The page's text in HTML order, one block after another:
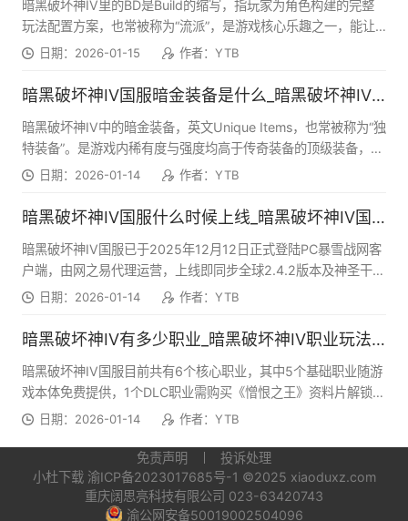
齐射，范围伤害出色，适合远程清场 据星(库鲁克)：屏障与荆棘
反击，适合高层挑战与BOSS战 ●化身系统：装备化身技能后，
灵巫展现守护者特质，获得完整力量与专属技能 猎豹化身：快速
雨，闪避联动自动瞄准投射物 巨猩化身：强力控制与防御，嘲讽
与化身技能，需通过基础技能或装备被动持续生成
暗黑破坏神IV里的BD是Build的缩写，指玩家为角色构建的完整
玩法配置方案，也常被称为“流派”，是游戏核心乐趣之一，能让
角色输出从几十万到几十亿产生巨大差异。
日期：2026-01-15 作者：YTB
暗黑破坏神IV国服暗金装备是什么_暗黑破坏神IV国服暗金装备获取指南
暗黑破坏神IV中的暗金装备，英文Unique Items，也常被称为“独
特装备”。是游戏内稀有度与强度均高于传奇装备的顶级装备，外
观通常为白金色，更稀有的神话暗金为紫色，其核心特点是词缀
能直接定义角色的核心玩法流派，是构建强力BD的关键组件，同
机制类buff，虽然词缀类型固定，但数值会在特定区间内浮动，
且无法像传奇装备那样拆解更换威能。暗金装备主要分为常规暗
金和神话暗金两类，常规暗金可交易，而神话暗金作为游戏中最
定以高装等，通常800+掉落，每一件都拥有足以颠覆角色强度的
日期：2026-01-14 作者：YTB
暗黑破坏神IV国服什么时候上线_暗黑破坏神IV国服价格介绍
暗黑破坏神IV国服已于2025年12月12日正式登陆PC暴雪战网客
户端，由网之易代理运营，上线即同步全球2.4.2版本及神圣干涉
赛季，还包含憎恨之躯DLC内容，后续版本将持续与全球保持更
日期：2026-01-14 作者：YTB
暗黑破坏神IV有多少职业_暗黑破坏神IV职业玩法教程
暗黑破坏神IV国服目前共有6个核心职业，其中5个基础职业随游
戏本体免费提供，1个DLC职业需购买《憎恨之王》资料片解锁，
同时第11赛季新增了圣骑士。
日期：2026-01-14 作者：YTB
免责声明
投诉处理
小杜下载 渝ICP备2023017685号-1 ©2025 xiaoduxz.com
重庆阔思亮科技有限公司 023-63420743
渝公网安备50019002504096